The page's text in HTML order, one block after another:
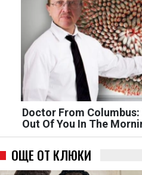
Doctor From
Out Of You In The
ОЩЕ ОТ КЛЮКИ